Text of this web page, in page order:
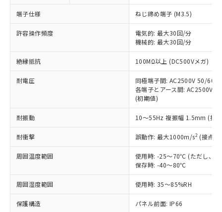
端子仕様 ねじ締め端子 (M3.5)
許容操作頻度
電気的: 最大30回/分
機械的: 最大30回/分
絶縁抵抗 100MΩ以上 (DC500Vメガ)
耐電圧
同極端子間: AC2500V 50/
各端子とアース間: AC2500V
(初期値)
耐振動 10～55Hz 複振幅 1.5mm (接
耐衝撃 誤動作: 最大1000m/s2 (接点
周囲温度範囲
使用時: -25～70℃ (ただし、氷
保存時: -40～80℃
周囲湿度範囲 使用時: 35～85%RH
保護構造 パネル前面: IP66
ご利用条件
以下の条件をお読みいただき、同意のうえ
ご利用ください。
本サービスは、当社制御機器事業取扱
商品の当社在庫状況および標準価格
(税抜)を提供させていただくもので
本サービスの対象外となる商品もある
ことをご了承ください。
在庫状況および標準価格照会結果は、
記載している更新日時点での社内デー
タに基づき作成されるものであり、閲
覧された時点での実際の在庫および標
準価格とは異なる場合があることをご
対応予定：EU RoHS指令（10物質）の非含
有に対応した製品に切り替える予定のある
商品です。
対応予定なし：EU RoHS指令（10物質）の
非含有に非対応の商品で、対応品を出す予
定はありません。
調査・確認中：EU RoHS指令（10物質）の
非含有の対応状況を調査中または確認中の
非該当品：ライセンス料など無形物で、有
害物質有無と関係のない商品です。
仕入先様の事情により、非含有部品として
いたものが、含有品と判明した場合などや
ミウム(Cd) 100ppm以下、
六価クロム(Cr(Ⅵ)) 1000ppm以下、ポリ臭化ビフェニル
類(PBB) 1000ppm以下、ポリ臭化ジフェニルエーテル類
(PBDE) 1000ppm以下、フタル酸ビス(2-エチルヘキシ
「○」：最大均質材料含有率が中国RoHSの
基準値以下であることを示します。
「×」：最大均質材料含有率が中国RoHSの
基準値を超えていることを示します。
「－」：未確認です。当社販売部門へお問
い合わせください。
Pb(鉛) :1000ppm、 Hg(水銀) : 1000ppm、 Cd(カドミウ
Cr(Ⅵ)(六価クロム) : 1000ppm、 PBBs(ポリ臭化ビフェ
当社は、これら貴社製品のうち、外国
為替および外国貿易法に定める商品
（以下｢規制貨物等」という）を輸出
または国外への提供する場合は、日本
国政府の輸出許可(または役務取引許
可)を取得するなどの必要な手続きを
号